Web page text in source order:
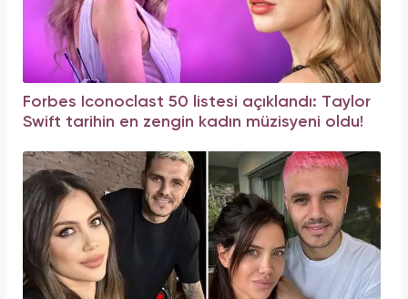
Forbes Iconoclast 50 listesi açıklandı: Taylor
Swift tarihin en zengin kadın müzisyeni oldu!